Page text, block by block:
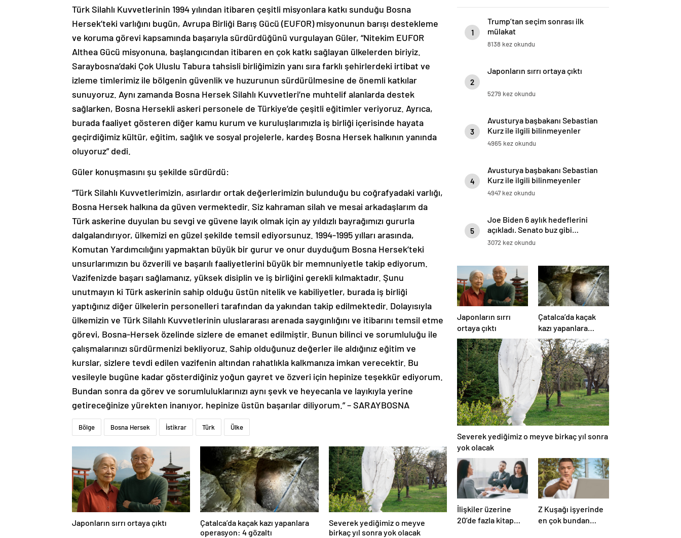
Türk Silahlı Kuvvetlerinin 1994 yılından itibaren çeşitli misyonlara katkı sunduğu Bosna
Hersek’teki varlığını bugün, Avrupa Birliği Barış Gücü (EUFOR) misyonunun barışı destekleme
ve koruma görevi kapsamında başarıyla sürdürdüğünü vurgulayan Güler, “Nitekim EUFOR
Althea Gücü misyonuna, başlangıcından itibaren en çok katkı sağlayan ülkelerden biriyiz.
Saraybosna’daki Çok Uluslu Tabura tahsisli birliğimizin yanı sıra farklı şehirlerdeki irtibat ve
izleme timlerimiz ile bölgenin güvenlik ve huzurunun sürdürülmesine de önemli katkılar
sunuyoruz. Aynı zamanda Bosna Hersek Silahlı Kuvvetleri’ne muhtelif alanlarda destek
sağlarken, Bosna Hersekli askeri personele de Türkiye’de çeşitli eğitimler veriyoruz. Ayrıca,
burada faaliyet gösteren diğer kamu kurum ve kuruluşlarımızla iş birliği içerisinde hayata
geçirdiğimiz kültür, eğitim, sağlık ve sosyal projelerle, kardeş Bosna Hersek halkının yanında
oluyoruz” dedi.
Güler konuşmasını şu şekilde sürdürdü:
“Türk Silahlı Kuvvetlerimizin, asırlardır ortak değerlerimizin bulunduğu bu coğrafyadaki varlığı,
Bosna Hersek halkına da güven vermektedir. Siz kahraman silah ve mesai arkadaşlarım da
Türk askerine duyulan bu sevgi ve güvene layık olmak için ay yıldızlı bayrağımızı gururla
dalgalandırıyor, ülkemizi en güzel şekilde temsil ediyorsunuz. 1994-1995 yılları arasında,
Komutan Yardımcılığını yapmaktan büyük bir gurur ve onur duyduğum Bosna Hersek’teki
unsurlarımızın bu özverili ve başarılı faaliyetlerini büyük bir memnuniyetle takip ediyorum.
Vazifenizde başarı sağlamanız, yüksek disiplin ve iş birliğini gerekli kılmaktadır. Şunu
unutmayın ki Türk askerinin sahip olduğu üstün nitelik ve kabiliyetler, burada iş birliği
yaptığınız diğer ülkelerin personelleri tarafından da yakından takip edilmektedir. Dolayısıyla
ülkemizin ve Türk Silahlı Kuvvetlerinin uluslararası arenada saygınlığını ve itibarını temsil etme
görevi, Bosna-Hersek özelinde sizlere de emanet edilmiştir. Bunun bilinci ve sorumluluğu ile
çalışmalarınızı sürdürmenizi bekliyoruz. Sahip olduğunuz değerler ile aldığınız eğitim ve
kurslar, sizlere tevdi edilen vazifenin altından rahatlıkla kalkmanıza imkan verecektir. Bu
vesileyle bugüne kadar gösterdiğiniz yoğun gayret ve özveri için hepinize teşekkür ediyorum.
Bundan sonra da görev ve sorumluluklarınızı aynı şevk ve heyecanla ve layıkıyla yerine
getireceğinize yürekten inanıyor, hepinize üstün başarılar diliyorum.” – SARAYBOSNA
Bölge Bosna Hersek İstikrar Türk Ülke
Japonların sırrı ortaya çıktı
Çatalca’da kaçak kazı yapanlara
operasyon: 4 gözaltı
Severek yediğimiz o meyve
birkaç yıl sonra yok olacak
1
Trump’tan seçim sonrası ilk
mülakat
8138 kez okundu
2
Japonların sırrı ortaya çıktı
5279 kez okundu
3
Avusturya başbakanı Sebastian
Kurz ile ilgili bilinmeyenler
4965 kez okundu
4
Avusturya başbakanı Sebastian
Kurz ile ilgili bilinmeyenler
4947 kez okundu
5
Joe Biden 6 aylık hedeflerini
açıkladı. Senato buz gibi…
3072 kez okundu
Japonların sırrı
ortaya çıktı
Çatalca’da kaçak
kazı yapanlara
operasyon: 4
gözaltı
Severek yediğimiz o meyve birkaç yıl sonra
yok olacak
İlişkiler üzerine
20’de fazla kitap
Z Kuşağı işyerinde
en çok bundan